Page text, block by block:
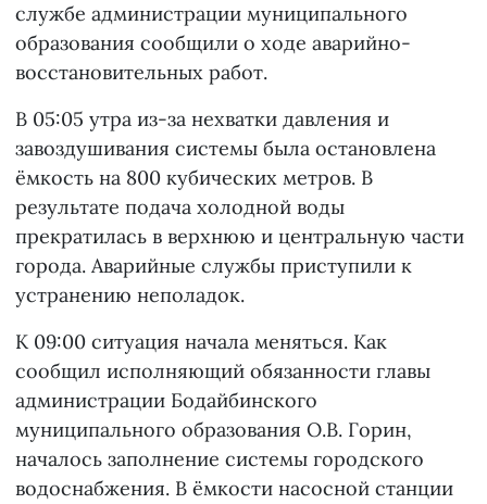
службе администрации муниципального
образования сообщили о ходе аварийно-
восстановительных работ.
В 05:05 утра из-за нехватки давления и
завоздушивания системы была остановлена
ёмкость на 800 кубических метров. В
результате подача холодной воды
прекратилась в верхнюю и центральную части
города. Аварийные службы приступили к
устранению неполадок.
К 09:00 ситуация начала меняться. Как
сообщил исполняющий обязанности главы
администрации Бодайбинского
муниципального образования О.В. Горин,
началось заполнение системы городского
водоснабжения. В ёмкости насосной станции